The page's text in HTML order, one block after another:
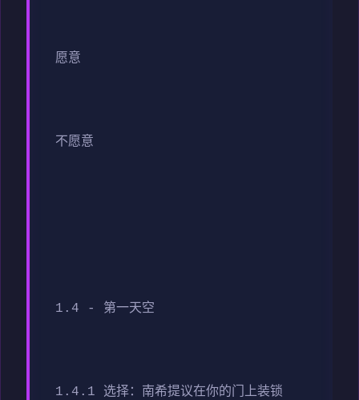
愿意
不愿意
1.4 - 第一天空
1.4.1 选择：南希提议在你的门上装锁